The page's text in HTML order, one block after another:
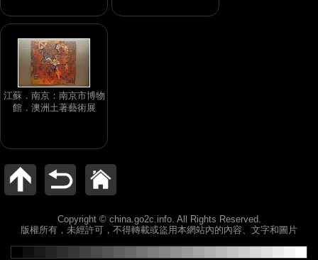
江蘇．南京：南京市博物
館．澳洲土著藝術展
Copyright © china.go2c.info. All Rights Reserved.
版權所有，未經許可，不得轉載或盜用本網站內的內容、文字和圖片